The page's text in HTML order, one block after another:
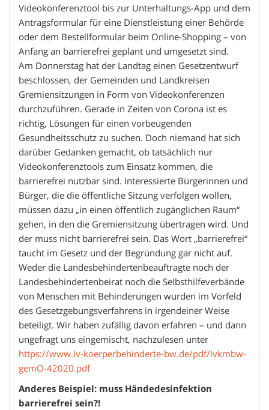
Videokonferenztool bis zur Unterhaltungs-App und dem
Antragsformular für eine Dienstleistung einer Behörde
oder dem Bestellformular beim Online-Shopping – von
Anfang an barrierefrei geplant und umgesetzt sind.
Am Donnerstag hat der Landtag einen Gesetzentwurf
beschlossen, der Gemeinden und Landkreisen
Gremiensitzungen in Form von Videokonferenzen
durchzuführen. Gerade in Zeiten von Corona ist es
richtig, Lösungen für einen vorbeugenden
Gesundheitsschutz zu suchen. Doch niemand hat sich
darüber Gedanken gemacht, ob tatsächlich nur
Videokonferenztools zum Einsatz kommen, die
barrierefrei nutzbar sind. Interessierte Bürgerinnen und
Bürger, die die öffentliche Sitzung verfolgen wollen,
müssen dazu „in einen öffentlich zugänglichen Raum“
gehen, in den die Gremiensitzung übertragen wird. Und
der muss nicht barrierefrei sein. Das Wort „barrierefrei“
taucht im Gesetz und der Begründung gar nicht auf.
Weder die Landesbehindertenbeauftragte noch der
Landesbehindertenbeirat noch die Selbsthilfeverbände
von Menschen mit Behinderungen wurden im Vorfeld
des Gesetzgebungsverfahrens in irgendeiner Weise
beteiligt. Wir haben zufällig davon erfahren – und dann
ungefragt uns eingemischt, nachzulesen unter
https://www.lv-koerperbehinderte-bw.de/pdf/lvkmbw-
gemO-42020.pdf
Anderes Beispiel: muss Händedesinfektion
barrierefrei sein?!